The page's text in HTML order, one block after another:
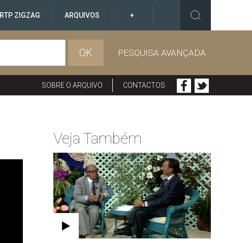
RTP ZIGZAG ARQUIVOS +
OK PESQUISA AVANÇADA
SOBRE O ARQUIVO CONTACTOS
Veja Também